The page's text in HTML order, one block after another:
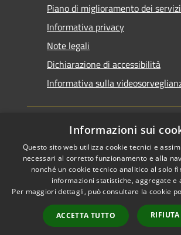
Piano di miglioramento dei servizi
Informativa privacy
Note legali
Dichiarazione di accessibilità
Informativa sulla
RSS
Accessibilità
Cookie
Mappa del sito
Area riservata del
Copyright
Informazioni sui
Questo sito web utilizza cookie tecnici e
necessari al corretto funzionamento e alla
nonché un cookie tecnico analitico al solo
informazioni statistiche, aggregate e
Per maggiori dettagli, può consultare la cookie
ACCETTA TUTTO